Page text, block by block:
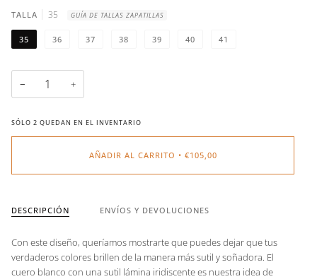
TALLA 35 GUÍA DE TALLAS ZAPATILLAS
35 36 37 38 39 40 41
− +
SÓLO 2 QUEDAN EN EL INVENTARIO
AÑADIR AL CARRITO • €105,00
DESCRIPCIÓN ENVÍOS Y DEVOLUCIONES
Con este diseño, queríamos mostrarte que puedes dejar que tus
verdaderos colores brillen de la manera más sutil y soñadora. El
cuero blanco con una sutil lámina iridiscente es nuestra idea de